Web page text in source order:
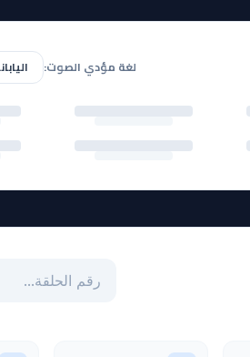
لغة مؤدي الصوت:
بحث عن حلقة بالرقم